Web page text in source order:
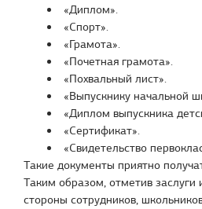
«Диплом».
«Спорт».
«Грамота».
«Почетная грамота».
«Похвальный лист».
«Выпускнику начальной
«Диплом выпускника
«Сертификат».
«Свидетельство
Такие документы приятно
Таким образом, отметив
стороны сотрудников,